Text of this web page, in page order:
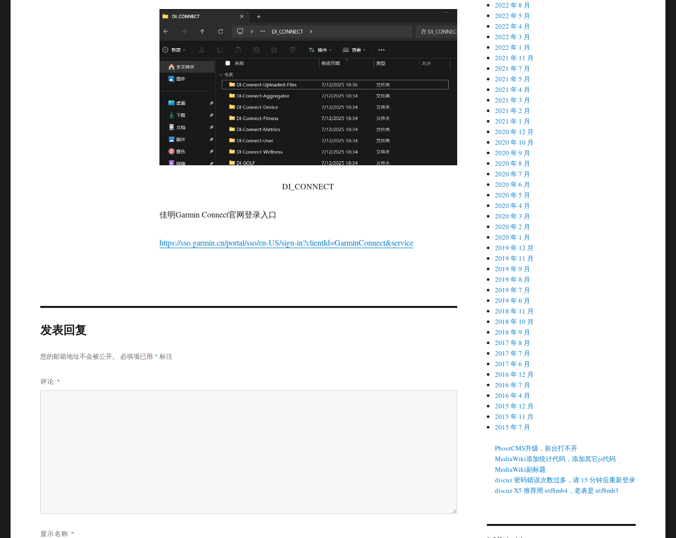
DI_CONNECT
佳明Garmin Connect官网登录入口
https://sso.garmin.cn/portal/sso/en-US/sign-in?clientId=GarminConnect&service
发表回复
您的邮箱地址不会被公开。 必填项已用 * 标注
评论 *
显示名称 *
2022 年 8 月
2022 年 5 月
2022 年 4 月
2022 年 3 月
2022 年 1 月
2021 年 11 月
2021 年 7 月
2021 年 5 月
2021 年 4 月
2021 年 3 月
2021 年 2 月
2021 年 1 月
2020 年 12 月
2020 年 10 月
2020 年 9 月
2020 年 8 月
2020 年 7 月
2020 年 6 月
2020 年 5 月
2020 年 4 月
2020 年 3 月
2020 年 2 月
2020 年 1 月
2019 年 12 月
2019 年 11 月
2019 年 9 月
2019 年 8 月
2019 年 7 月
2019 年 6 月
2018 年 11 月
2018 年 10 月
2018 年 9 月
2017 年 8 月
2017 年 7 月
2017 年 6 月
2016 年 12 月
2016 年 7 月
2016 年 4 月
2015 年 12 月
2015 年 11 月
2015 年 7 月
PbootCMS升级，前台打不开
MediaWiki添加统计代码，添加其它js代码
MediaWiki副标题
discuz 密码错误次数过多，请 15 分钟后重新登录
discuz X5 推荐用 utf8mb4，老表是 utf8mb3